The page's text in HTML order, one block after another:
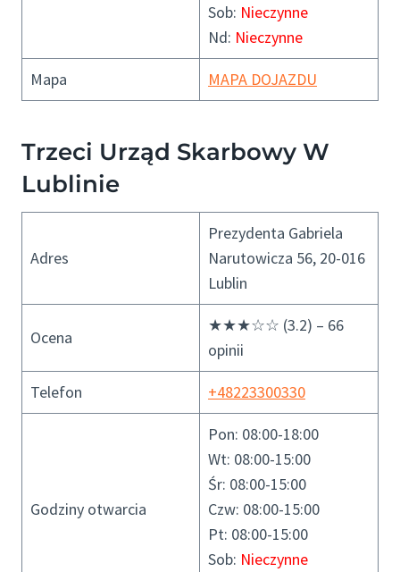
Sob: Nieczynne
Nd: Nieczynne
Mapa MAPA DOJAZDU
Trzeci Urząd Skarbowy W
Lublinie
Adres
Prezydenta Gabriela
Narutowicza 56, 20-016
Lublin
Ocena
★★★☆☆ (3.2) – 66
opinii
Telefon +48223300330
Godziny otwarcia
Pon: 08:00-18:00
Wt: 08:00-15:00
Śr: 08:00-15:00
Czw: 08:00-15:00
Pt: 08:00-15:00
Sob: Nieczynne